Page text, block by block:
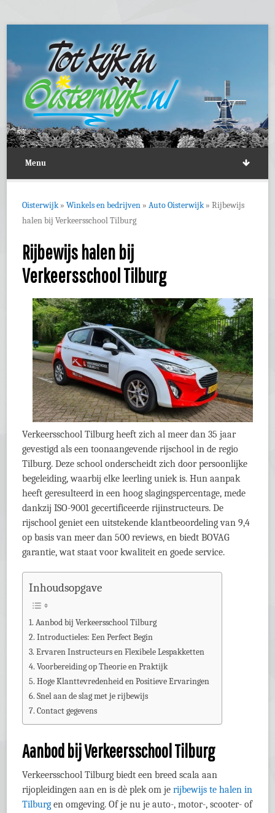
Menu
Oisterwijk»Winkels en bedrijven »Auto Oisterwijk»Rijbewijs
halen bij Verkeersschool Tilburg
Rijbewijs halen bij
Verkeersschool Tilburg
Verkeersschool Tilburg heeft zich al meer dan 35 jaar
gevestigd als een toonaangevende rijschool in de regio
Tilburg. Deze school onderscheidt zich door persoonlijke
begeleiding, waarbij elke leerling uniek is. Hun aanpak
heeft geresulteerd in een hoog slagingspercentage, mede
dankzij ISO-9001 gecertificeerde rijinstructeurs. De
rijschool geniet een uitstekende klantbeoordeling van 9,4
op basis van meer dan 500 reviews, en biedt BOVAG
garantie, wat staat voor kwaliteit en goede service.
Inhoudsopgave
Aanbod bij Verkeersschool Tilburg
Introductieles: Een Perfect Begin
Ervaren Instructeurs en Flexibele Lespakketten
Voorbereiding op Theorie en Praktijk
Hoge Klanttevredenheid en Positieve Ervaringen
Snel aan de slag met je rijbewijs
Contact gegevens
Aanbod bij Verkeersschool Tilburg
Verkeersschool Tilburg biedt een breed scala aan
rijopleidingen aan en is dè plek om jerijbewijs te halen in
Tilburg en omgeving. Of je nu je auto-, motor-, scooter- of